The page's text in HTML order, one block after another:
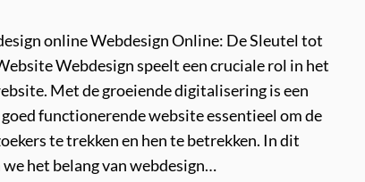
online Webdesign Online: De Sleutel tot
Webdesign speelt een cruciale rol in het
Met de groeiende digitalisering is een
functionerende website essentieel om de
te trekken en hen te betrekken. In dit
het belang van webdesign…